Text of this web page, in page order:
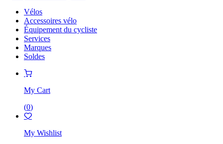
Vélos
Accessoires vélo
Équipement du cycliste
Services
Marques
Soldes
My Cart
(0)
My Wishlist